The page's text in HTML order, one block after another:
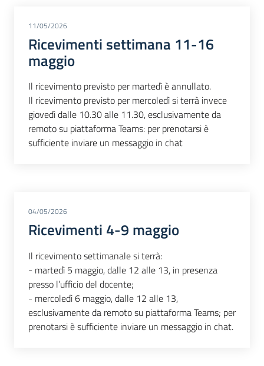
11/05/2026
Ricevimenti settimana 11-16
maggio
Il ricevimento previsto per martedì è annullato.
Il ricevimento previsto per mercoledì si terrà invece
giovedì dalle 10.30 alle 11.30, esclusivamente da
remoto su piattaforma Teams: per prenotarsi è
sufficiente inviare un messaggio in chat
04/05/2026
Ricevimenti 4-9 maggio
Il ricevimento settimanale si terrà:
- martedì 5 maggio, dalle 12 alle 13, in presenza
presso l’ufficio del docente;
- mercoledì 6 maggio, dalle 12 alle 13,
esclusivamente da remoto su piattaforma Teams; per
prenotarsi è sufficiente inviare un messaggio in chat.